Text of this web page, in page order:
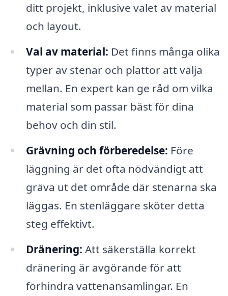
ditt projekt, inklusive valet av material
och layout.
Val av material: Det finns många olika
typer av stenar och plattor att välja
mellan. En expert kan ge råd om vilka
material som passar bäst för dina
behov och din stil.
Grävning och förberedelse: Före
läggning är det ofta nödvändigt att
gräva ut det område där stenarna ska
läggas. En stenläggare sköter detta
steg effektivt.
Dränering: Att säkerställa korrekt
dränering är avgörande för att
förhindra vattenansamlingar. En